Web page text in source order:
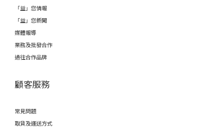
「益」您情報
「益」您新聞
媒體報導
業務及批發合作
過往合作品牌
顧客服務
常見問題
取貨及運送方式